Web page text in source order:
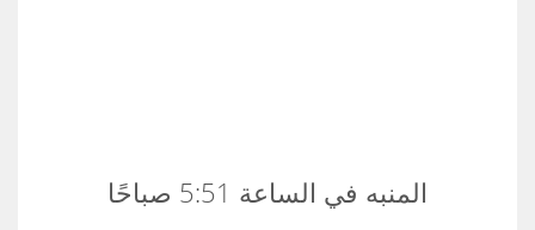
المنبه في الساعة 5:51 صباحًا